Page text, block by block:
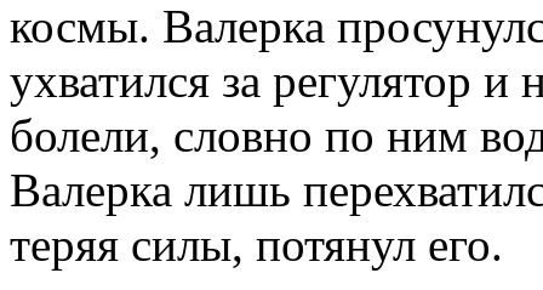
космы. Валерка
ухватился за регулятор
болели, словно по ним
Валерка лишь
теряя силы, потянул его.